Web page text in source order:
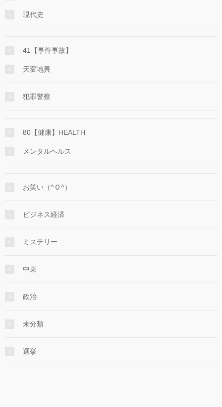
現代史
41【事件事故】
天変地異
犯罪警察
80【健康】HEALTH
メンタルヘルス
お笑い（^Ｏ^）
ビジネス経済
ミステリー
中東
政治
未分類
選挙